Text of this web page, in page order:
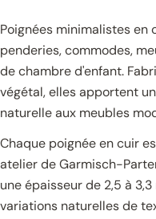
Poignées minimalistes en
penderies, commodes,
de chambre d'enfant.
végétal, elles apportent
naturelle aux meubles
Chaque poignée en cuir
atelier de Garmisch-
une épaisseur de 2,5 à
variations naturelles de